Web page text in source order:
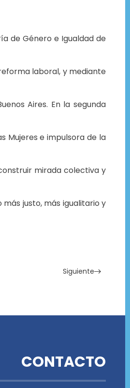
de Género e Igualdad de
laboral, y mediante
Aires. En la segunda
Mujeres e impulsora de la
mirada colectiva y
justo, más igualitario y
Siguiente
CONTACTO